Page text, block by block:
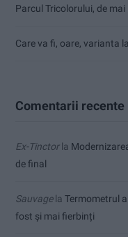
Parcul Tricolorului, de
Care va fi, oare, varianta
Comentarii recente
Ex-Tinctorla
de final
Sauvagela Termometrul
fost și mai fierbinți